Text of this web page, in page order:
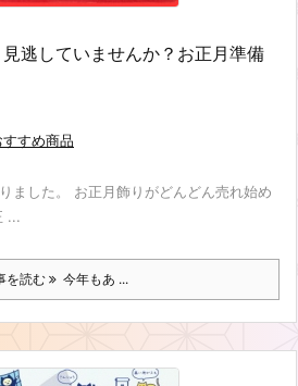
逃していませんか？お正月準備
すすめ商品
ました。 お正月飾りがどんどん売れ始め
...
を読む 今年もあ ...